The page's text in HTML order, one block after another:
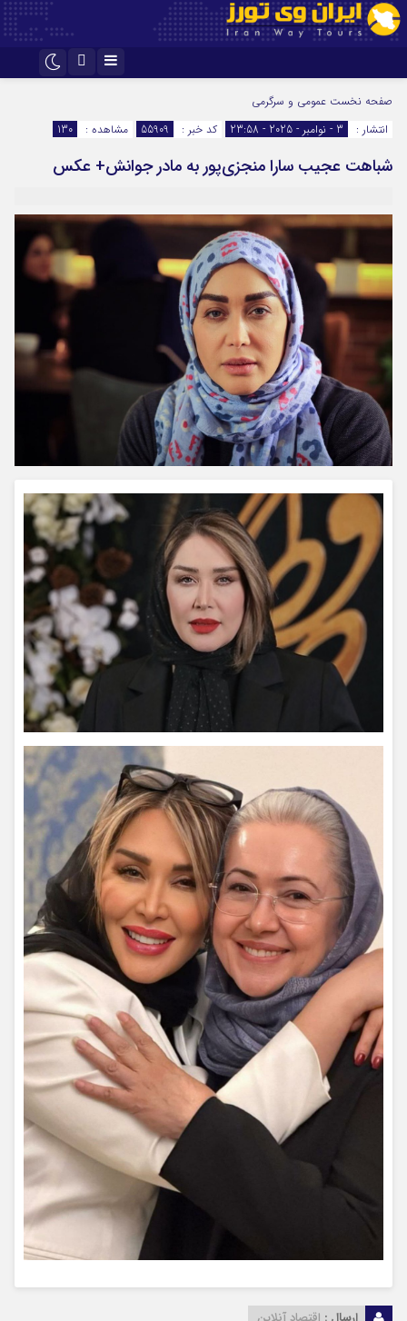
اینستاگرام
صفحه نخست عمومی و سرگرمی
انتشار :
3 - نوامبر - 2025 - 23:58 کد خبر : 55909 مشاهده : 130
شباهت عجیب سارا منجزی‌پور به مادر جوانش+ عکس